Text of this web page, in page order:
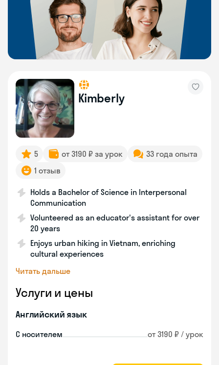
Kimberly
5 от 3190 ₽ за урок
33 года опыта
1 отзыв
Holds a Bachelor of Science in Interpersonal
Communication
Volunteered as an educator's assistant for over
20 years
Enjoys urban hiking in Vietnam, enriching
cultural experiences
Читать дальше
Услуги и цены
Английский язык
С носителем от 3190 ₽ / урок